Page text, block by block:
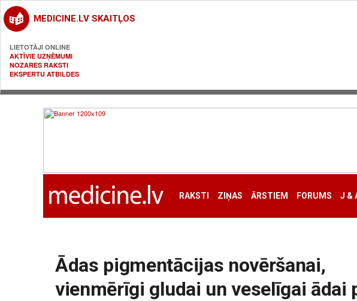
MEDICINE.LV SKAITĻOS
LIETOTĀJI ONLINE
AKTĪVIE UZŅĒMUMI
NOZARES RAKSTI
EKSPERTU ATBILDES
RAKSTI ZIŅAS ĀRSTIEM FORUMS J &
Ādas pigmentācijas novēršanai,
vienmērīgi gludai un veselīgai ādai